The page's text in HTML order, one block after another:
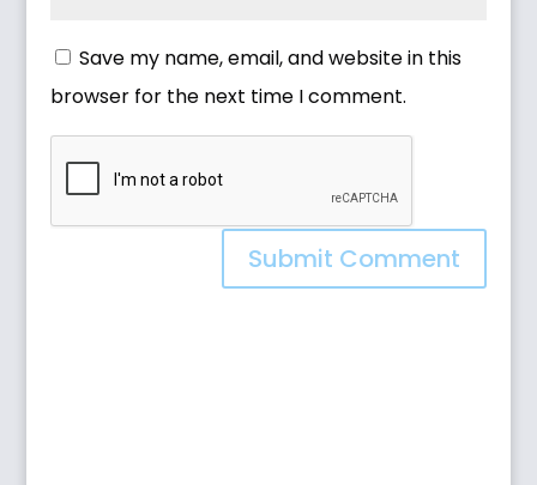
Save my name, email, and website in this
browser for the next time I comment.
Submit Comment